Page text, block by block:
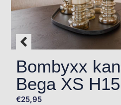
Bombyxx
Bega XS H15
€25,95